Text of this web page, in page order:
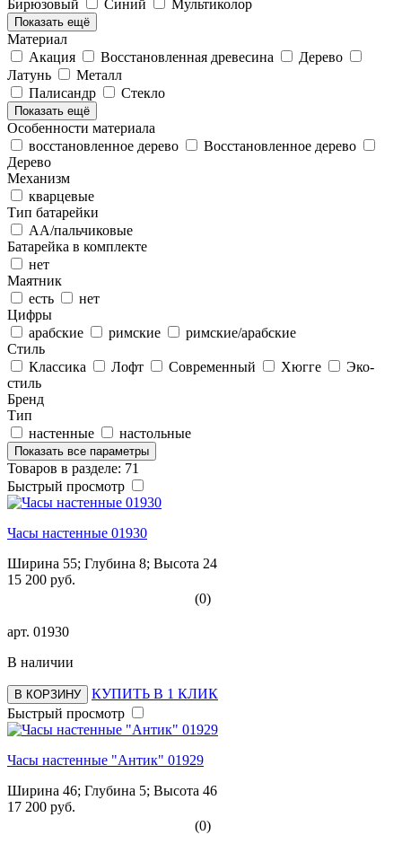
Бирюзовый Синий Мультиколор
Показать ещё
Материал
Акация
Восстановленная древесина
Дерево
Латунь
Металл
Палисандр
Стекло
Показать ещё
Особенности материала
восстановленное дерево
Восстановленное дерево
Дерево
Механизм
кварцевые
Тип батарейки
АА/пальчиковые
Батарейка в комплекте
нет
Маятник
есть
нет
Цифры
арабские
римские
римские/арабские
Стиль
Классика
Лофт Современный Хюгге
Эко-
стиль
Бренд
Тип
настенные
настольные
Показать все параметры
Товаров в разделе: 71
Быстрый просмотр
Часы настенные 01930
Ширина 55; Глубина 8; Высота 24
15 200 руб.
(0)
арт. 01930
В наличии
В КОРЗИНУ
КУПИТЬ В 1 КЛИК
Быстрый просмотр
Часы настенные "Антик" 01929
Ширина 46; Глубина 5; Высота 46
17 200 руб.
(0)